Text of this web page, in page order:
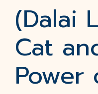
(Dalai
Cat
Power